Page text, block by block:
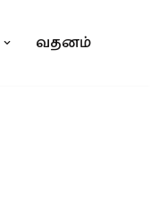
வதனம்